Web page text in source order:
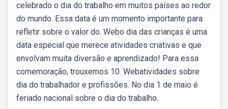
celebrado o dia do trabalho em muitos países ao redor
do mundo. Essa data é um momento importante para
refletir sobre o valor do. Webo dia das crianças é uma
data especial que merece atividades criativas e que
envolvam muita diversão e aprendizado! Para essa
comemoração, trouxemos 10. Webatividades sobre
dia do trabalhador e profissões. No dia 1 de maio é
feriado nacional sobre o dia do trabalho.